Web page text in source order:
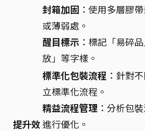
封箱加固 ：使用多層膠
或薄弱處。
醒目標示 ：標記「易碎
放」等字樣。
提升效
標準化包裝流程 ：針對
立標準化流程。
精益流程管理 ：分析包
進行優化。